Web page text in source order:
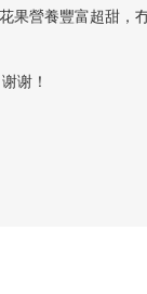
果營養豐富超甜
谢！